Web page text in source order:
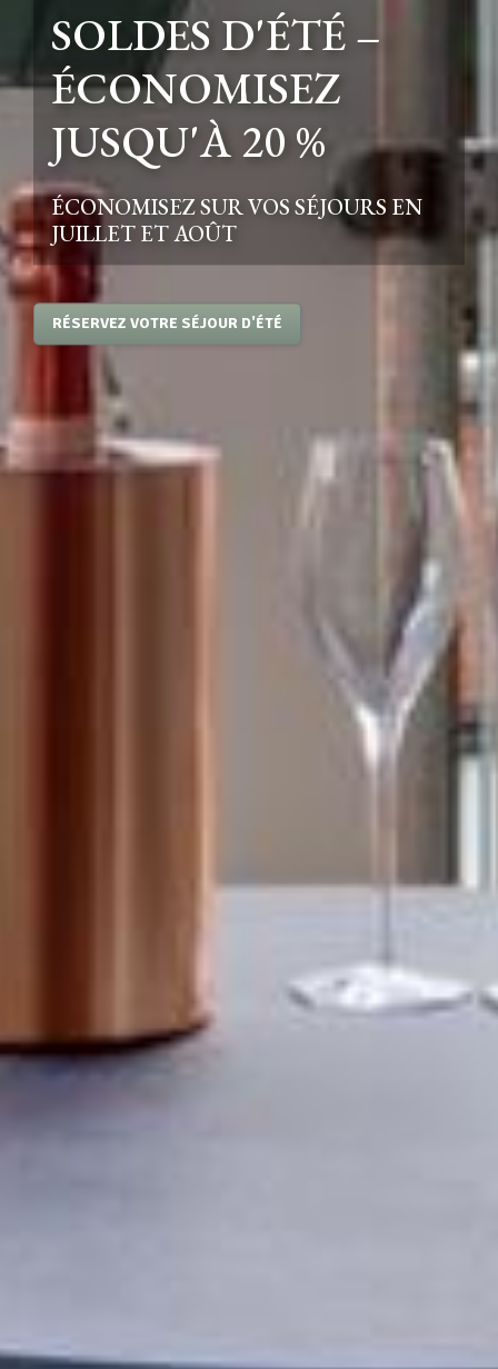
SOLDES D'ÉTÉ –
ÉCONOMISEZ
JUSQU'À 20 %
ÉCONOMISEZ SUR VOS SÉJOURS EN
JUILLET ET AOÛT
RÉSERVEZ VOTRE SÉJOUR D'ÉTÉ